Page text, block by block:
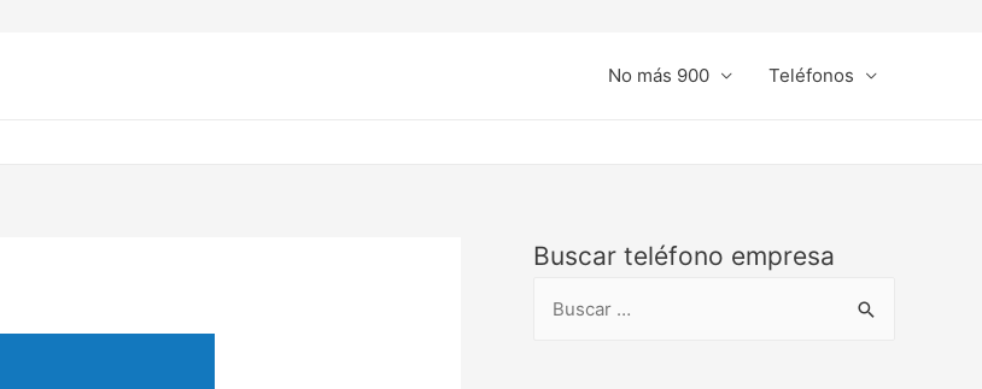
No más 900 Teléfonos
Buscar teléfono empresa